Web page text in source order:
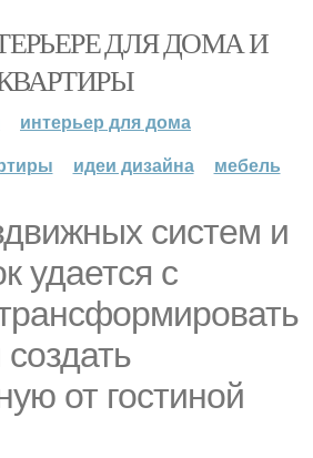
ДЛЯ ДОМА И
интерьер для дома
идеи дизайна мебель
систем и
удается с
от гостиной